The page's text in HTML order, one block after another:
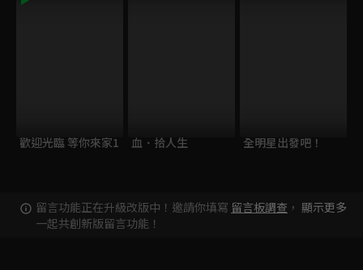
歡迎光臨 等你來家1 血．拾人生 全明星出發吧！
留言功能正在升級改版中！邀請你填寫 留言板調查 ，
一起共創新版留言功能！
顯示更多